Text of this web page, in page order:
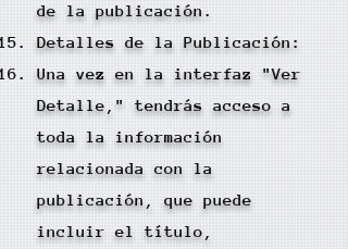
de la publicación.
Detalles de la Publicación:
Una vez en la interfaz "Ver
Detalle," tendrás acceso a
toda la información
relacionada con la
publicación, que puede
incluir el título,